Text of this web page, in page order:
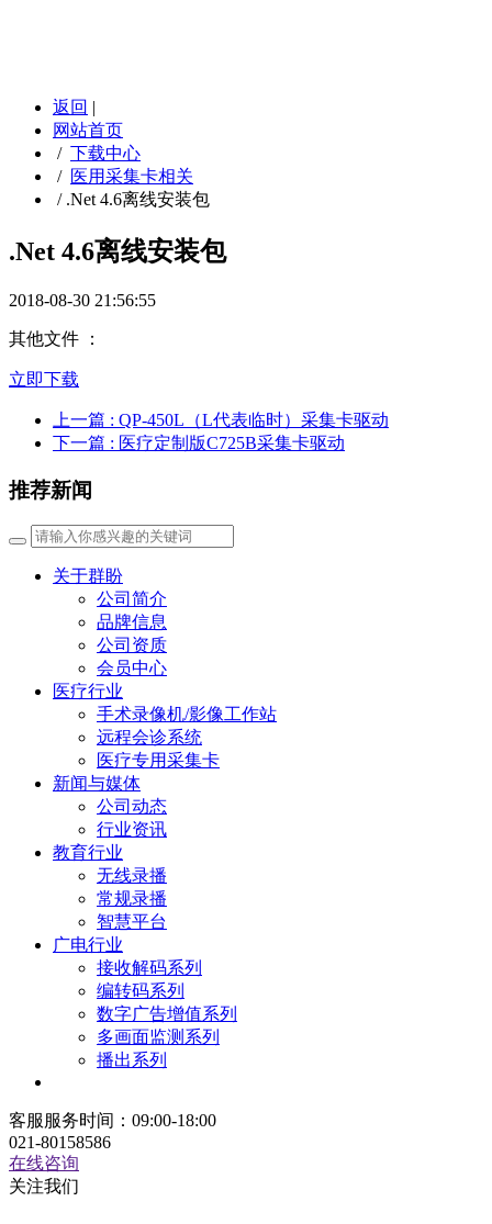
返回 |
网站首页
/ 下载中心
/ 医用采集卡相关
/ .Net 4.6离线安装包
.Net 4.6离线安装包
2018-08-30 21:56:55
其他文件 ：
立即下载
上一篇 : QP-450L（L代表临时）采集卡驱动
下一篇 : 医疗定制版C725B采集卡驱动
推荐新闻
关于群盼
公司简介
品牌信息
公司资质
会员中心
医疗行业
手术录像机/影像工作站
远程会诊系统
医疗专用采集卡
新闻与媒体
公司动态
行业资讯
教育行业
无线录播
常规录播
智慧平台
广电行业
接收解码系列
编转码系列
数字广告增值系列
多画面监测系列
播出系列
客服服务时间：09:00-18:00
021-80158586
在线咨询
关注我们